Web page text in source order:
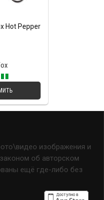
Hot Pepper
изображения и
об авторском
ещё где-либо без